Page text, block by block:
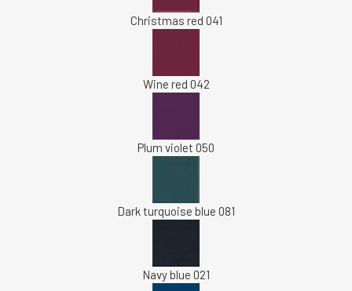
Christmas red 041
Wine red 042
Plum violet 050
Dark turquoise blue 081
Navy blue 021